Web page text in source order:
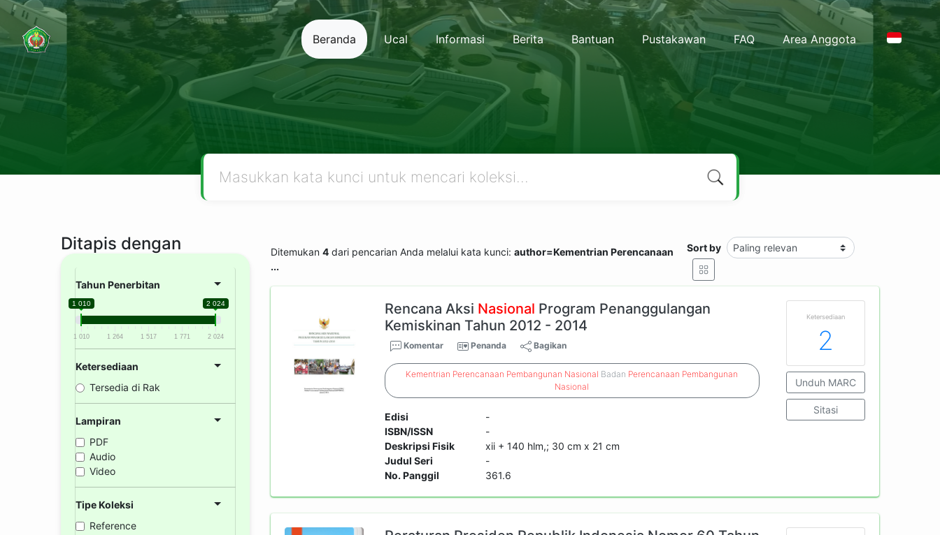
Beranda Ucal Informasi Berita Bantuan Pustakawan FAQ Area Anggota
Ditapis dengan
Tahun Penerbitan
1 010 2 024
1 010 1 264 1 517 1 771 2 024
Ketersediaan
Tersedia di Rak
Lampiran
PDF
Audio
Video
Tipe Koleksi
Reference
Ditemukan 4 dari pencarian Anda melalui kata kunci: author=Kementrian Perencanaan
...
Sort by
Rencana Aksi Nasional Program Penanggulangan
Kemiskinan Tahun 2012 - 2014
Komentar Penanda Bagikan
Kementrian Perencanaan Pembangunan Nasional Badan Perencanaan Pembangunan
Nasional
Edisi
-
ISBN/ISSN
-
Deskripsi Fisik
xii + 140 hlm,; 30 cm x 21 cm
Judul Seri
-
No. Panggil
361.6
Ketersediaan
2
Unduh MARC
Sitasi